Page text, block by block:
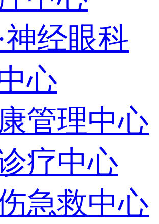
神经眼科
心
管理中心
疗中心
急救中心